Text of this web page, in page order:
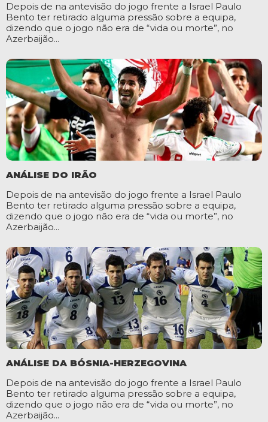
Depois de na antevisão do jogo frente a Israel Paulo
Bento ter retirado alguma pressão sobre a equipa,
dizendo que o jogo não era de “vida ou morte”, no
Azerbaijão...
ANÁLISE DO IRÃO
Depois de na antevisão do jogo frente a Israel Paulo
Bento ter retirado alguma pressão sobre a equipa,
dizendo que o jogo não era de “vida ou morte”, no
Azerbaijão...
ANÁLISE DA BÓSNIA-HERZEGOVINA
Depois de na antevisão do jogo frente a Israel Paulo
Bento ter retirado alguma pressão sobre a equipa,
dizendo que o jogo não era de “vida ou morte”, no
Azerbaijão...